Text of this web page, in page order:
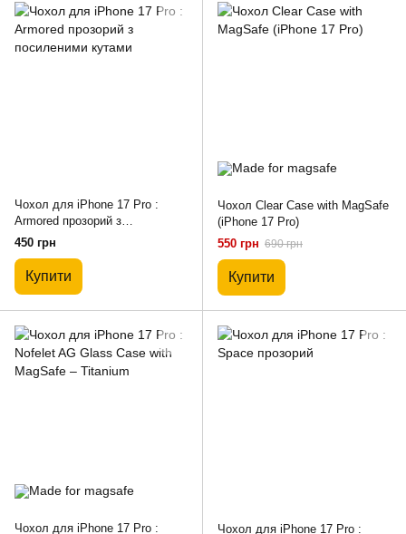
Чохол для iPhone 17 Pro :
Armored прозорий з
посиленими кутами
450 грн
Купити
Чохол Clear Case with MagSafe
(iPhone 17 Pro)
550 грн 690 грн
Купити
Чохол для iPhone 17 Pro : Чохол для iPhone 17 Pro :